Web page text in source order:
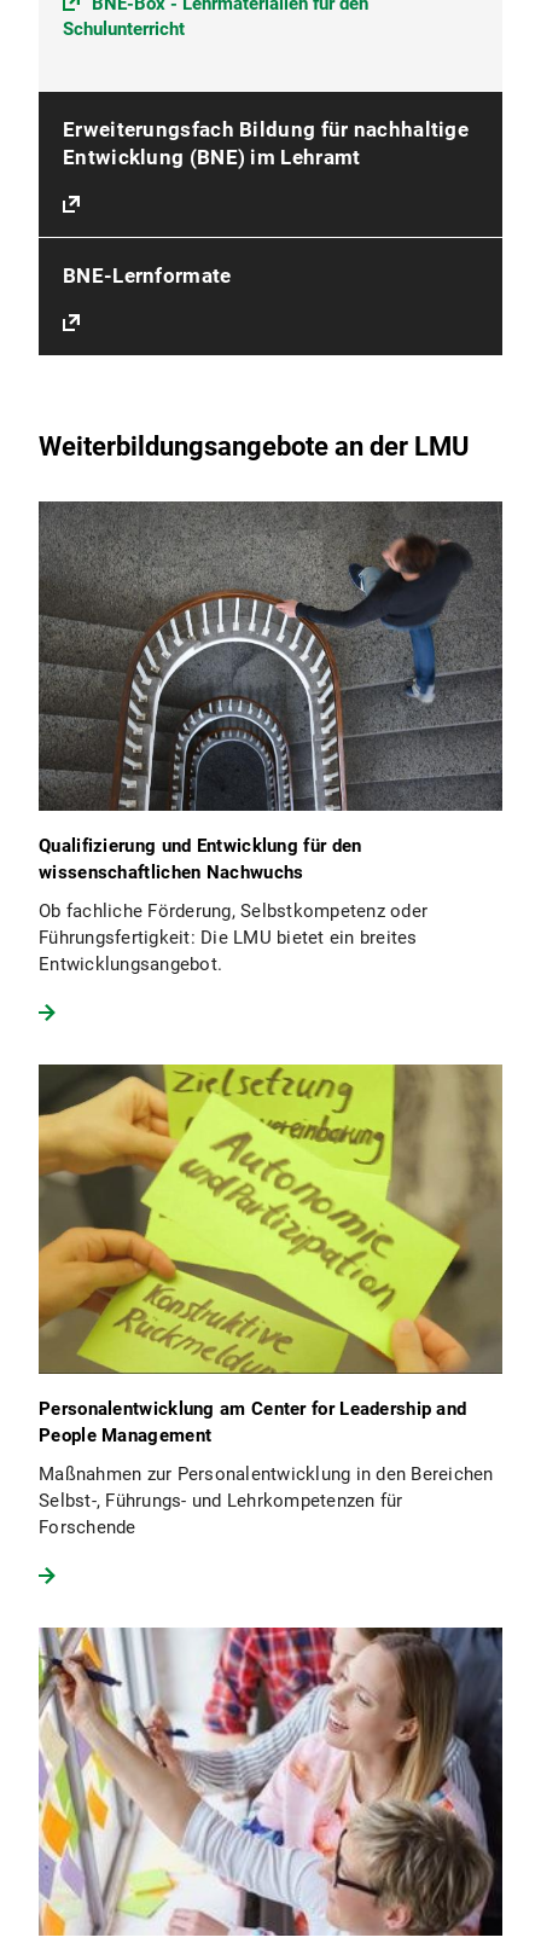
Schulunterricht
Erweiterungsfach Bildung für nachhaltige
Entwicklung (BNE) im Lehramt
BNE-Lernformate
Weiterbildungsangebote an der LMU
Qualifizierung und Entwicklung für den
wissenschaftlichen Nachwuchs
Ob fachliche Förderung, Selbstkompetenz oder
Führungsfertigkeit: Die LMU bietet ein breites
Entwicklungsangebot.
Personalentwicklung am Center for Leadership and
People Management
Maßnahmen zur Personalentwicklung in den Bereichen
Selbst-, Führungs- und Lehrkompetenzen für
Forschende